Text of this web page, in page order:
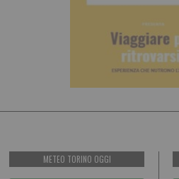
METEO TORINO OGGI